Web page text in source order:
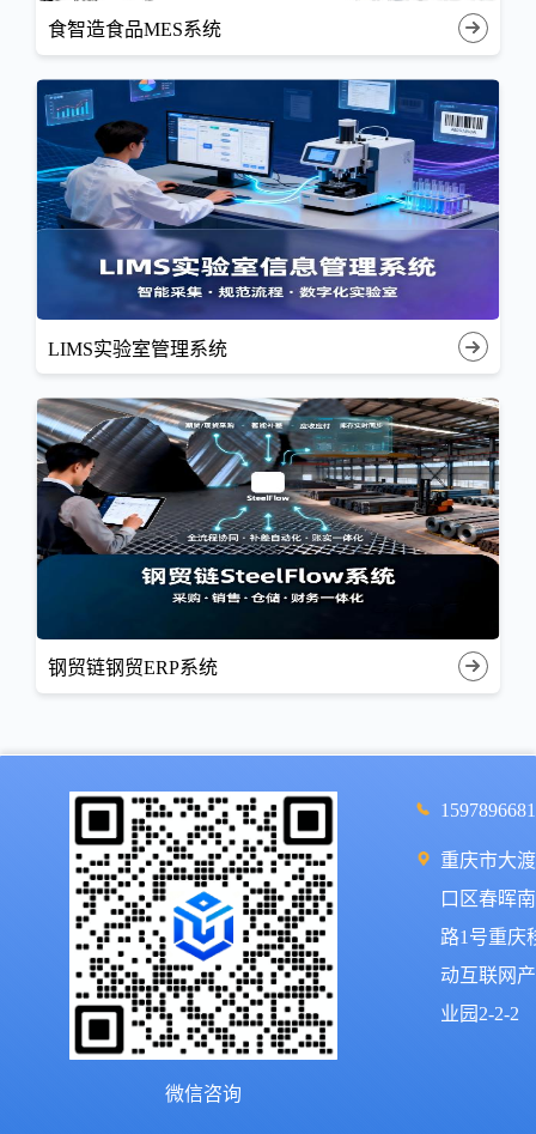
食智造食品MES系统
LIMS实验室管理系统
钢贸链钢贸ERP系统
微信咨询
重庆市大渡
口区春晖南
路1号重庆
动互联网产
业园2-2-2